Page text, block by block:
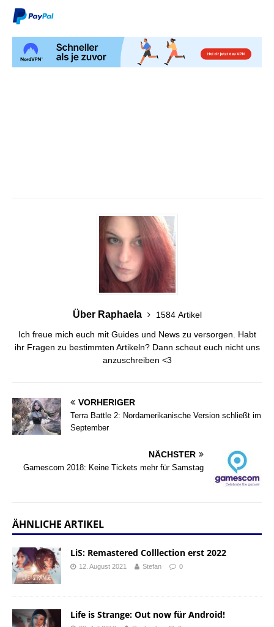
Über Raphaela
1584 Artikel
Ich freue mich euch mit Guides und News zu versorgen. Habt
ihr Fragen zu bestimmten Artikeln? Dann scheut euch nicht uns
anzuschreiben <3
VORHERIGER
Terra Battle 2: Nordamerikanische Version schließt im
September
NÄCHSTER
Gamescom 2018: Keine Tickets mehr für Samstag
ÄHNLICHE ARTIKEL
LiS: Remastered Colllection erst 2022
12. August 2021 Stefan 0
Life is Strange: Out now für Android!